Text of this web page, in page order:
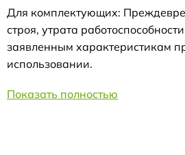
Для комплектующих:
строя, утрата
заявленным характеристикам
использовании.
Показать полностью